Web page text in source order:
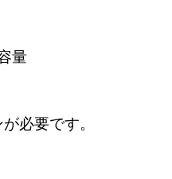
量
必要です。